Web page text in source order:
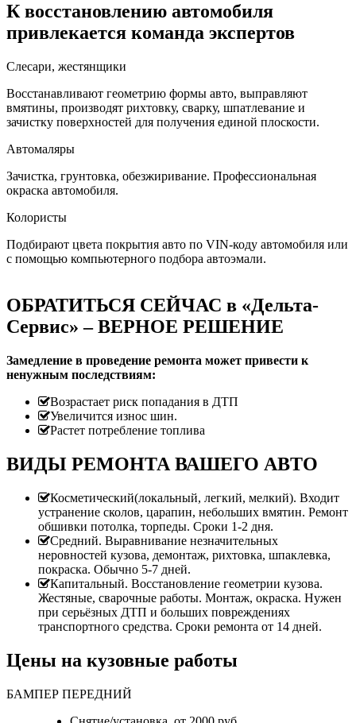
К восстановлению автомобиля
привлекается команда экспертов
Слесари, жестянщики
Восстанавливают геометрию формы авто, выправляют
вмятины, производят рихтовку, сварку, шпатлевание и
зачистку поверхностей для получения единой плоскости.
Автомаляры
Зачистка, грунтовка, обезжиривание. Профессиональная
окраска автомобиля.
Колористы
Подбирают цвета покрытия авто по VIN-коду автомобиля или
с помощью компьютерного подбора автоэмали.
ОБРАТИТЬСЯ СЕЙЧАС в «Дельта-
Сервис» – ВЕРНОЕ РЕШЕНИЕ
Замедление в проведение ремонта может привести к
ненужным последствиям:
Возрастает риск попадания в ДТП
Увеличится износ шин.
Растет потребление топлива
ВИДЫ РЕМОНТА ВАШЕГО АВТО
Косметический(локальный, легкий, мелкий). Входит
устранение сколов, царапин, небольших вмятин. Ремонт
обшивки потолка, торпеды. Сроки 1-2 дня.
Средний. Выравнивание незначительных
неровностей кузова, демонтаж, рихтовка, шпаклевка,
покраска. Обычно 5-7 дней.
Капитальный. Восстановление геометрии кузова.
Жестяные, сварочные работы. Монтаж, окраска. Нужен
при серьёзных ДТП и больших повреждениях
транспортного средства. Сроки ремонта от 14 дней.
Цены на кузовные работы
БАМПЕР ПЕРЕДНИЙ